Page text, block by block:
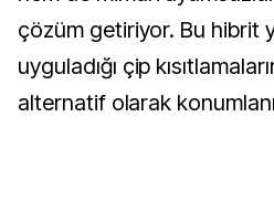
çözüm getiriyor. Bu hibrit
uyguladığı çip
alternatif olarak